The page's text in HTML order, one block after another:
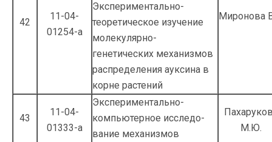
42
11-04-
01254-а
Экспериментально-
теоретическое изучение
молекулярно-
генетических механизмов
распределения ауксина в
корне растений
Миронова
43
11-04-
01333-а
Экспериментально-
компьютерное исследо­
вание механизмов
М.Ю.